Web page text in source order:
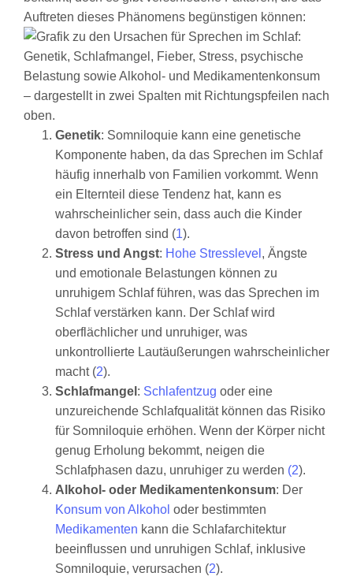
Auftreten dieses Phänomens begünstigen können:
Genetik: Somniloquie kann eine genetische
Komponente haben, da das Sprechen im Schlaf
häufig innerhalb von Familien vorkommt. Wenn
ein Elternteil diese Tendenz hat, kann es
wahrscheinlicher sein, dass auch die Kinder
davon betroffen sind (1).
Stress und Angst: Hohe Stresslevel , Ängste
und emotionale Belastungen können zu
unruhigem Schlaf führen, was das Sprechen im
Schlaf verstärken kann. Der Schlaf wird
oberflächlicher und unruhiger, was
unkontrollierte Lautäußerungen wahrscheinlicher
macht (2).
Schlafmangel : Schlafentzug oder eine
unzureichende Schlafqualität können das Risiko
für Somniloquie erhöhen. Wenn der Körper nicht
genug Erholung bekommt, neigen die
Schlafphasen dazu, unruhiger zu werden (2).
Alkohol- oder Medikamentenkonsum: Der
Konsum von Alkohol oder bestimmten
Medikamenten kann die Schlafarchitektur
beeinflussen und unruhigen Schlaf, inklusive
Somniloquie, verursachen (2).